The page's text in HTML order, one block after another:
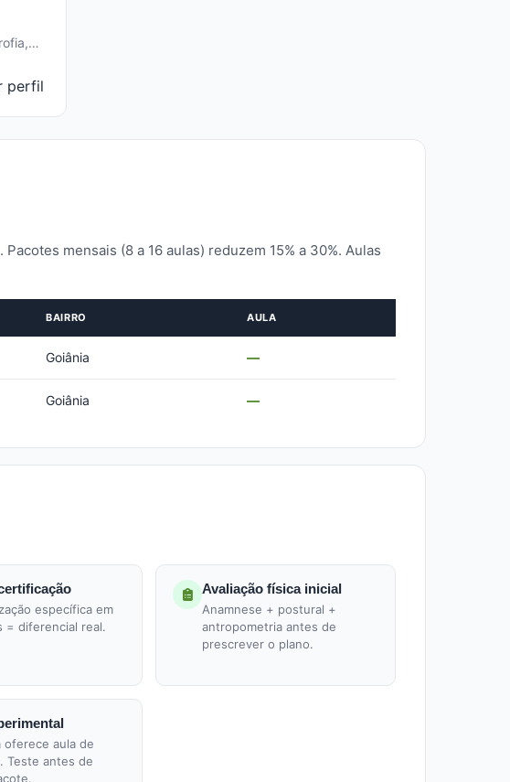
perfil
. Pacotes mensais (8 a 16 aulas) reduzem 15% a 30%. Aulas
BAIRRO AULA
Goiânia —
Goiânia —
específica em
= diferencial real.
Avaliação física inicial
Anamnese + postural +
antropometria antes de
prescrever o plano.
oferece aula de
Teste antes de